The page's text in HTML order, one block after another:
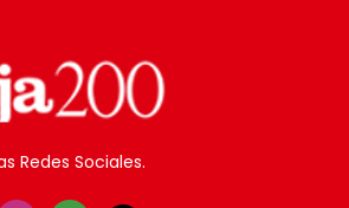
Redes Sociales.